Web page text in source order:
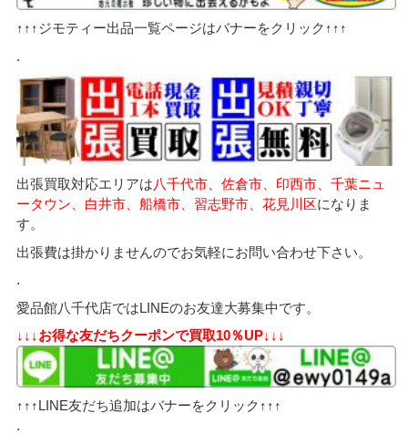
↑↑↑ジモティー出品一覧ページはバナーをクリック↑↑↑
.
出張買取対応エリアは八千代市、佐倉市、印西市、千葉ニュ
ータウン、白井市、船橋市、習志野市、花見川区になりま
す。
出張費は掛かりませんのでお気軽にお問い合わせ下さい。
.
愛品館八千代店ではLINEのお友達大募集中です。
↓↓↓お得な友だちクーポンで買取10％UP↓↓↓
↑↑↑LINE友だち追加はバナーをクリック↑↑↑
.